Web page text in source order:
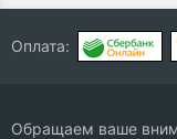
Оплата:
Обращаем ваше